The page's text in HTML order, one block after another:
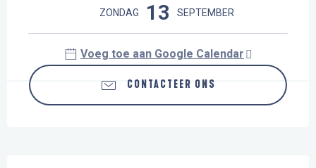
ZONDAG 13 SEPTEMBER
Voeg toe aan Google Calendar
CONTACTEER ONS